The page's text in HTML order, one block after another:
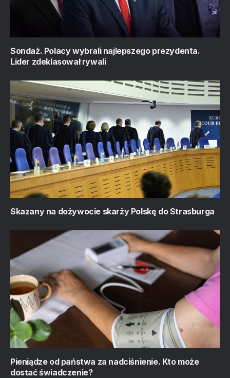
Sondaż. Polacy wybrali najlepszego prezydenta.
Lider zdeklasował rywali
Skazany na dożywocie skarży Polskę do Strasburga
Pieniądze od państwa za nadciśnienie. Kto może
dostać świadczenie?